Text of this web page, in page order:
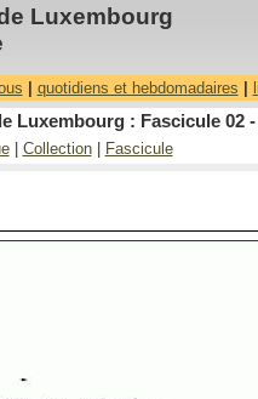
Luxembourg
quotidiens et hebdomadaires
Luxembourg : Fascicule 02 -
| Collection| Fascicule